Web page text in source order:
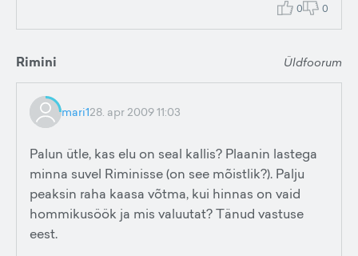
0 0
Rimini Üldfoorum
mari128. apr 2009 11:03
Palun ütle, kas elu on seal kallis? Plaanin lastega
minna suvel Riminisse (on see mõistlik?). Palju
peaksin raha kaasa võtma, kui hinnas on vaid
hommikusöök ja mis valuutat? Tänud vastuse
eest.